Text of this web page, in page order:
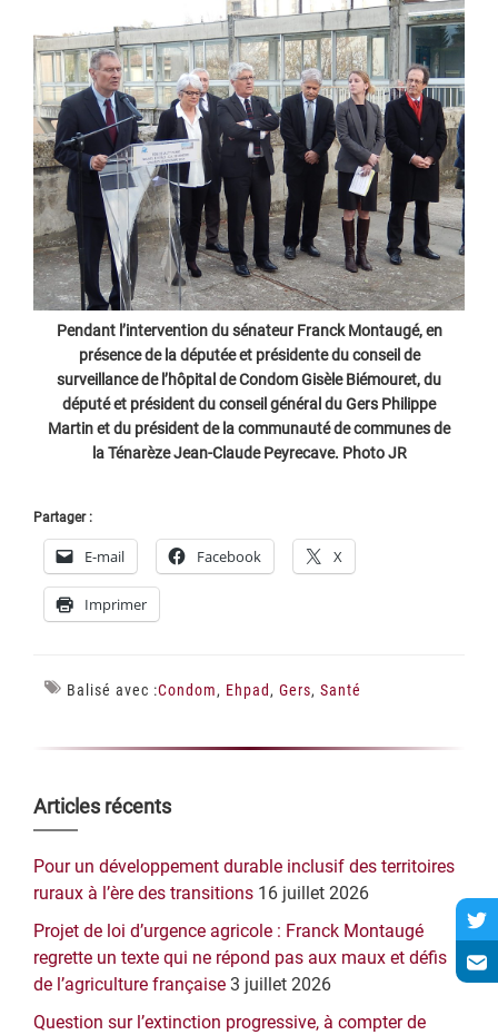
Pendant l’intervention du sénateur Franck Montaugé, en
présence de la députée et présidente du conseil de
surveillance de l’hôpital de Condom Gisèle Biémouret, du
député et président du conseil général du Gers Philippe
Martin et du président de la communauté de communes de
la Ténarèze Jean-Claude Peyrecave. Photo JR
Partager :
E-mail Facebook X
Imprimer
Balisé avec :Condom, Ehpad , Gers, Santé
Barre
latérale
principale
Articles récents
Pour un développement durable inclusif des territoires
ruraux à l’ère des transitions 16 juillet 2026
Projet de loi d’urgence agricole : Franck Montaugé
regrette un texte qui ne répond pas aux maux et défis
de l’agriculture française 3 juillet 2026
Question sur l’extinction progressive, à compter de